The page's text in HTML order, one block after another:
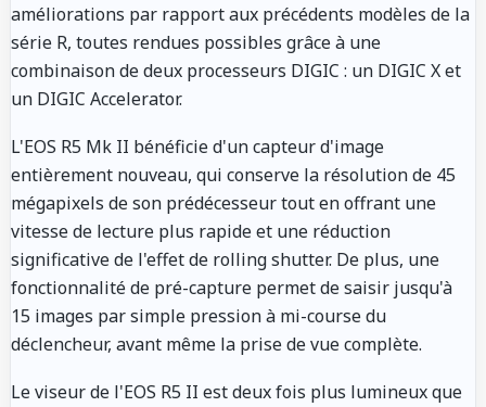
améliorations par rapport aux précédents modèles de la
série R, toutes rendues possibles grâce à une
combinaison de deux processeurs DIGIC : un DIGIC X et
un DIGIC Accelerator.
L'EOS R5 Mk II bénéficie d'un capteur d'image
entièrement nouveau, qui conserve la résolution de 45
mégapixels de son prédécesseur tout en offrant une
vitesse de lecture plus rapide et une réduction
significative de l'effet de rolling shutter. De plus, une
fonctionnalité de pré-capture permet de saisir jusqu'à
15 images par simple pression à mi-course du
déclencheur, avant même la prise de vue complète.
Le viseur de l'EOS R5 II est deux fois plus lumineux que